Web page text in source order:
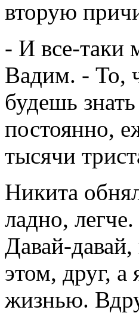
вторую
- И все-таки
Вадим. - То,
будешь
постоянно,
тысячи
Никита
ладно,
Давай-давай,
этом, друг, а
жизнью.